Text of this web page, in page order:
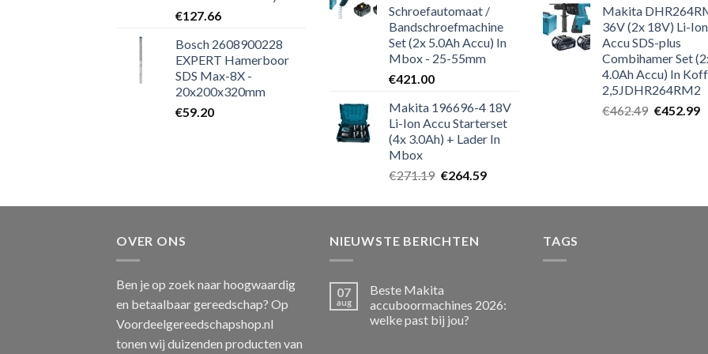
€127.66
Bosch 2608900228
EXPERT Hamerboor
SDS Max-8X -
20x200x320mm
€59.20
Schroefautomaat /
Bandschroefmachine
Set (2x 5.0Ah Accu) In
Mbox - 25-55mm
€421.00
Makita 196696-4 18V
Li-Ion Accu Starterset
(4x 3.0Ah) + Lader In
Mbox
€271.19 Oorspronkelijke
was:
€264.59Huidige
is:
Makita
36V (2x 18V) Li-Ion
Accu SDS-plus
Combihamer Set
4.0Ah Accu) In
2,5JDHR264RM2
€462.49 €452.99
OVER ONS
Ben je op zoek naar hoogwaardig
en betaalbaar gereedschap? Op
Voordeelgereedschapshop.nl
tonen wij duizenden producten van
NIEUWSTE BERICHTEN
07
aug
Beste Makita
accuboormachines 2026:
welke past bij jou?
TAGS